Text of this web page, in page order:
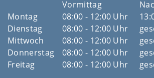
Vormittag
Montag
08:00 - 12:00 Uhr
Dienstag
08:00 - 12:00 Uhr
Mittwoch
08:00 - 12:00 Uhr
Donnerstag
08:00 - 12:00 Uhr
Freitag
08:00 - 12:00 Uhr